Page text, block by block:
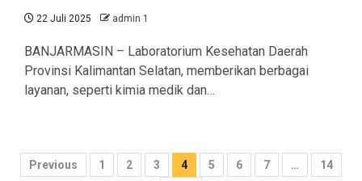
22 Juli 2025 admin 1
BANJARMASIN – Laboratorium Kesehatan Daerah
Provinsi Kalimantan Selatan, memberikan berbagai
layanan, seperti kimia medik dan…
Navigasi
Previous 1 2 3 4 5 6 7 … 14